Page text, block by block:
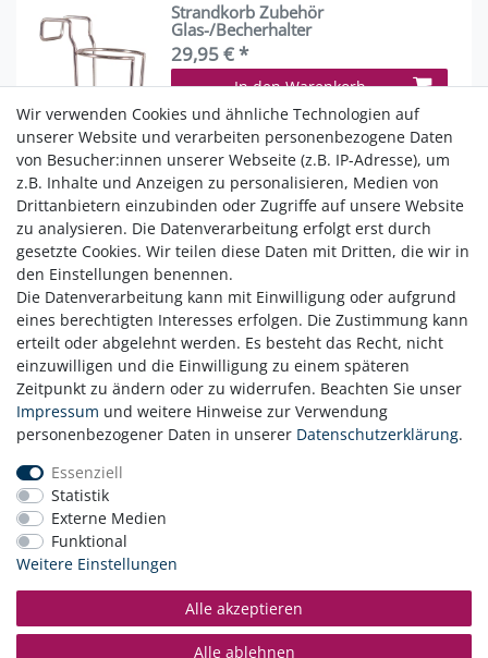
Strandkorb Zubehör
Glas-/Becherhalter
29,95 € *
In den Warenkorb
*inkl. ges. MwSt.zzgl.Versandkosten
Strandkorb Zubehör Pflegeset
44,00 € *
In den Warenkorb
*inkl. ges. MwSt.
Zahlung
Versand
AGB
Hinweis zur Batterieentsorgung
Erklärung zur Barrierefreiheit
Kontakt
Vertrag widerrufen
Wir verwenden Cookies und ähnliche Technologien auf
unserer Website und verarbeiten personenbezogene Daten
von Besucher:innen unserer Webseite (z.B. IP-Adresse), um
z.B. Inhalte und Anzeigen zu personalisieren, Medien von
Drittanbietern einzubinden oder Zugriffe auf unsere Website
zu analysieren. Die Datenverarbeitung erfolgt erst durch
gesetzte Cookies. Wir teilen diese Daten mit Dritten, die wir in
den Einstellungen benennen.
Die Datenverarbeitung kann mit Einwilligung oder aufgrund
eines berechtigten Interesses erfolgen. Die Zustimmung kann
erteilt oder abgelehnt werden. Es besteht das Recht, nicht
einzuwilligen und die Einwilligung zu einem späteren
Zeitpunkt zu ändern oder zu widerrufen. Beachten Sie unser
Impressum und weitere Hinweise zur Verwendung
personenbezogener Daten in unserer Daten­schutz­erklärung.
Essenziell
Statistik
Externe Medien
Funktional
Weitere Einstellungen
Alle akzeptieren
Alle ablehnen